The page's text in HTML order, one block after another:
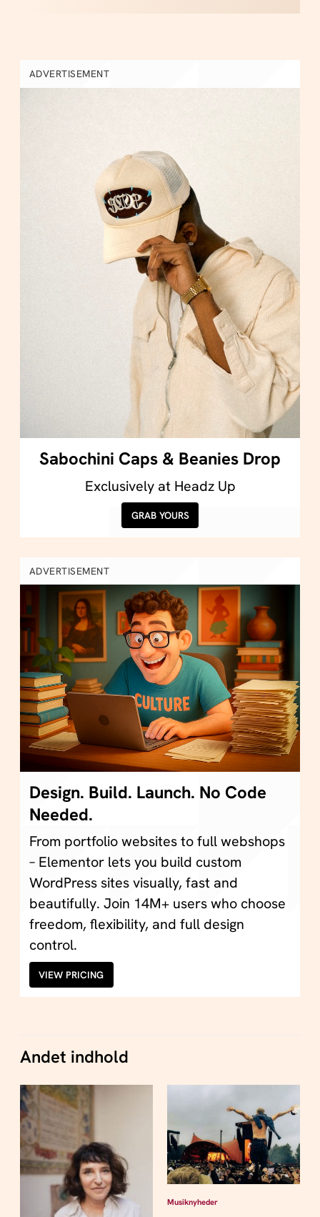
ADVERTISEMENT
Sabochini Caps & Beanies Drop
Exclusively at Headz Up
GRAB YOURS
ADVERTISEMENT
Design. Build. Launch. No Code
Needed.
From portfolio websites to full webshops
– Elementor lets you build custom
WordPress sites visually, fast and
beautifully. Join 14M+ users who choose
freedom, flexibility, and full design
control.
VIEW PRICING
Andet indhold
Musiknyheder